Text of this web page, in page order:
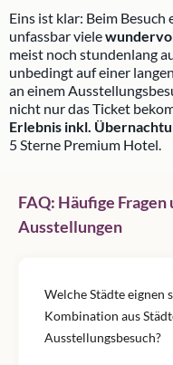
Eins ist klar: Beim
unfassbar viele
meist noch stundenlang
unbedingt auf einer
an einem
nicht nur das Ticket
Erlebnis inkl.
5 Sterne Premium Hotel.
FAQ: Häufige
Ausstellungen
Welche Städte eignen
Kombination aus
Ausstellungsbesuch?